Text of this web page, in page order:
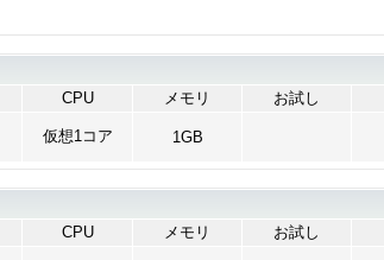
CPU メモリ お試し
仮想1コア 1GB
CPU メモリ お試し